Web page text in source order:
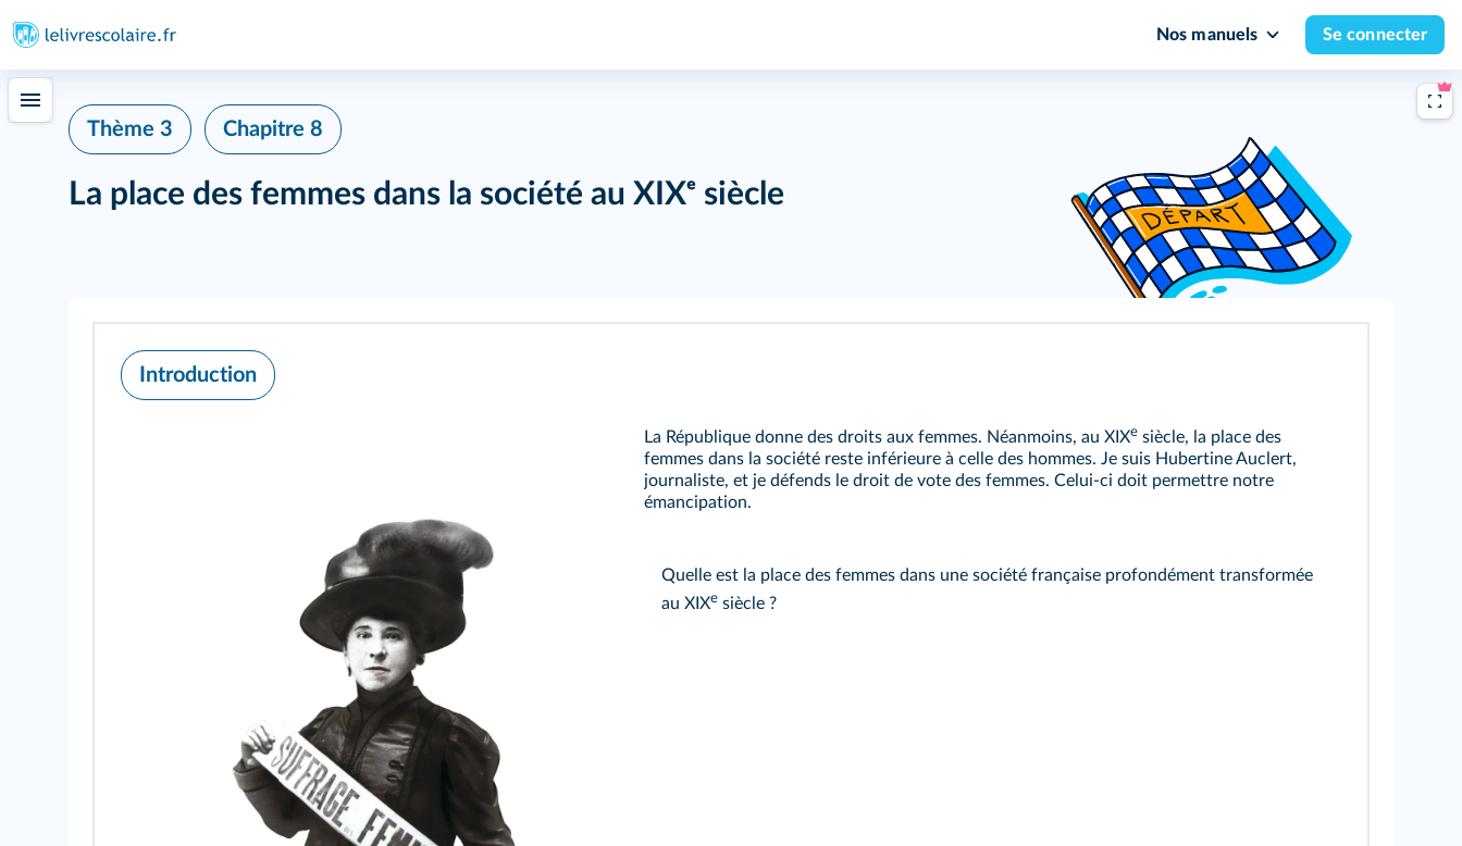
Nos manuels Se connecter
Thème 3 Chapitre 8
La place des femmes dans la société au XIXᵉ siècle
Introduction
La République donne des droits aux femmes. Néanmoins, au XIXesiècle, la place des
femmes dans la société reste inférieure à celle des hommes. Je suis Hubertine Auclert,
journaliste, et je défends le droit de vote des femmes. Celui-ci doit permettre notre
émancipation.
Quelle est la place des femmes dans une société française profondément transformée
au XIXesiècle ?